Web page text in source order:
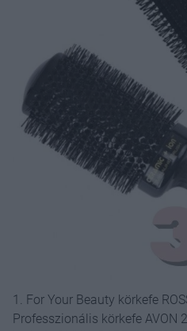
1. For Your Beauty körkefe
Professzionális körkefe AVON